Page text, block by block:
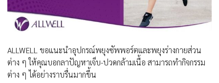
ALLWELL ขอแนะนำอุปกรณ์พยุงซัพพอร์ตและพยุงร่างกายส่วน
ต่าง ๆ ให้คุณบอกลาปัญหาเจ็บ-ปวดกล้ามเนื้อ สามารถทำกิจกรรม
ต่าง ๆ ได้อย่างราบรื่นมากขึ้น